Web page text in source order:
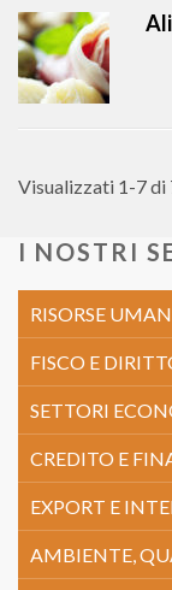
Visualizzati 1-7 di
I NOSTRI
RISORSE
FISCO E
SETTORI
CREDITO E
EXPORT E
AMBIENTE,